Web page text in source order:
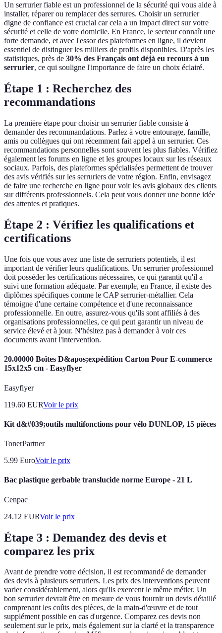
Un serrurier fiable est un professionnel de la sécurité qui vous aide à
installer, réparer ou remplacer des serrures. Choisir un serrurier
digne de confiance est crucial car cela a un impact direct sur votre
sécurité et celle de votre domicile. En France, le secteur connaît une
forte demande, et avec l'essor des plateformes en ligne, il devient
essentiel de distinguer les milliers de profils disponibles. D'après les
statistiques, près de 30% des Français ont déjà eu recours à un
serrurier, ce qui souligne l'importance de faire un choix éclairé.
Étape 1 : Recherchez des
recommandations
La première étape pour choisir un serrurier fiable consiste à
demander des recommandations. Parlez à votre entourage, famille,
amis ou collègues qui ont récemment fait appel à un serrurier. Ces
recommandations personnelles sont souvent les plus fiables. Vérifiez
également les forums en ligne et les groupes locaux sur les réseaux
sociaux. Parfois, des plateformes spécialisées permettent de trouver
des avis vérifiés sur les serruriers de votre région. Enfin, envisagez
de faire une recherche en ligne pour voir les avis globaux des clients
sur différents professionnels. Cela peut vous donner une bonne idée
des attentes et pratiques.
Étape 2 : Vérifiez les qualifications et
certifications
Une fois que vous avez une liste de serruriers potentiels, il est
important de vérifier leurs qualifications. Un serrurier professionnel
doit posséder les certifications nécessaires, ce qui garantit qu'il a
suivi une formation adéquate. Par exemple, en France, il existe des
diplômes spécifiques comme le CAP serrurier-métallier. Cela
témoigne d'une certaine compétence et d'une reconnaissance
professionnelle. En outre, assurez-vous qu'ils sont affiliés à des
organisations professionnelles, ce qui peut garantir un niveau de
service élevé et à jour. N'hésitez pas à demander à voir ces
documents avant l'intervention.
20.00000 Boîtes D&apos;expédition Carton Pour E-commerce
15x12x5 cm - Easyflyer
Easyflyer
119.60 EURVoir le prix
Kit d&#039;outils multifonctions pour vélo DUNLOP, 15 pièces
TonerPartner
5.99 EuroVoir le prix
Bac plastique gerbable translucide norme Europe - 21 L
Cenpac
24.12 EURVoir le prix
Étape 3 : Demandez des devis et
comparez les prix
Avant de prendre votre décision, il est recommandé de demander
des devis à plusieurs serruriers. Les prix des interventions peuvent
varier considérablement, alors qu'ils exercent le même métier. Un
bon serrurier devrait être en mesure de vous fournir un devis détaillé
comprenant les coûts des pièces, de la main-d'œuvre et de tout
supplément possible en cas d'urgence. Comparez ces devis non
seulement sur le prix, mais également sur la clarté et la transparence